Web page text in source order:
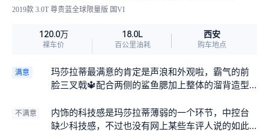
2019款 3.0T 尊贵蓝全球限量版 国VI
120.0万
裸车价
18.0L
百公里油耗
西安
购车地点
满意
玛莎拉蒂最满意的肯定是声浪和外观啦，霸气的前
脸三叉戟🔱配合两侧的鲨鱼腮加上整体的溜背造型
不满意
内饰的科技感是玛莎拉蒂薄弱的一个环节，中控台
缺少科技感，不过也没有网上某些车评人说的如此